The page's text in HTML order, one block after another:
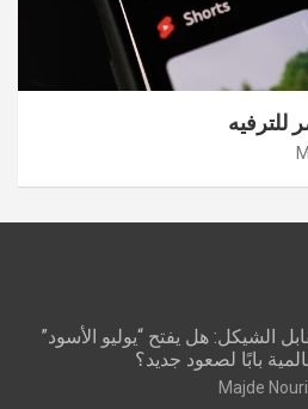
للترفيه
الشيكل: هل يفتح “يوليو الأسود”
بابًا لصعود جديد؟
Majde Nouri